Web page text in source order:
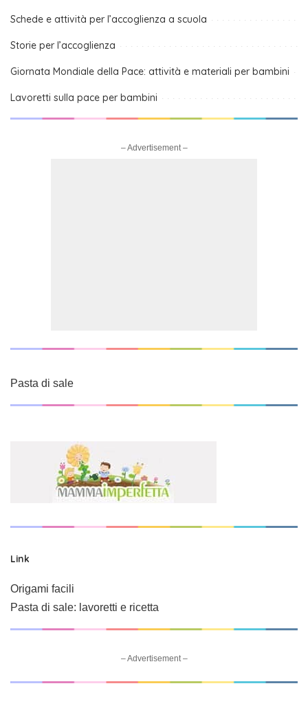
Schede e attività per l’accoglienza a scuola
Storie per l’accoglienza
Giornata Mondiale della Pace: attività e materiali per bambini
Lavoretti sulla pace per bambini
– Advertisement –
Pasta di sale
Link
Origami facili
Pasta di sale: lavoretti e ricetta
– Advertisement –